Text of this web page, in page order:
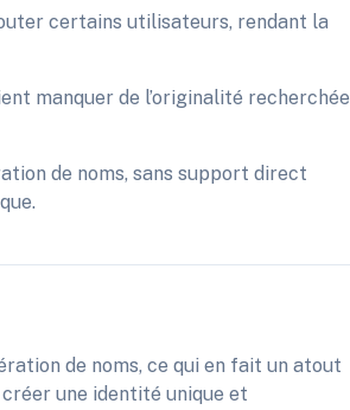
certains utilisateurs, rendant la
manquer de l’originalité recherchée
de noms, sans support direct
de noms, ce qui en fait un atout
une identité unique et